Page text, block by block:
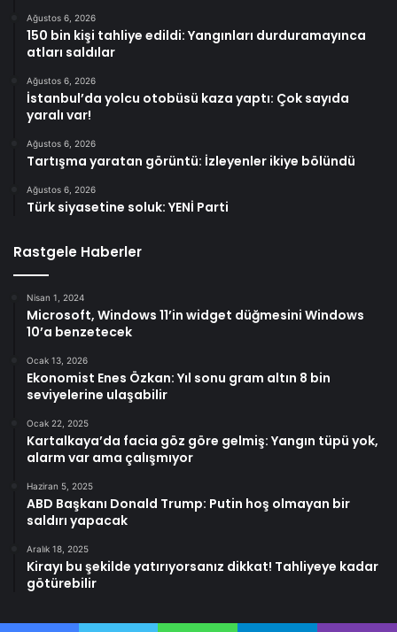
Ağustos 6, 2026
150 bin kişi tahliye edildi: Yangınları durduramayınca
atları saldılar
Ağustos 6, 2026
İstanbul’da yolcu otobüsü kaza yaptı: Çok sayıda
yaralı var!
Ağustos 6, 2026
Tartışma yaratan görüntü: İzleyenler ikiye bölündü
Ağustos 6, 2026
Türk siyasetine soluk: YENİ Parti
Rastgele Haberler
Nisan 1, 2024
Microsoft, Windows 11’in widget düğmesini Windows
10’a benzetecek
Ocak 13, 2026
Ekonomist Enes Özkan: Yıl sonu gram altın 8 bin
seviyelerine ulaşabilir
Ocak 22, 2025
Kartalkaya’da facia göz göre gelmiş: Yangın tüpü yok,
alarm var ama çalışmıyor
Haziran 5, 2025
ABD Başkanı Donald Trump: Putin hoş olmayan bir
saldırı yapacak
Aralık 18, 2025
Kirayı bu şekilde yatırıyorsanız dikkat! Tahliyeye kadar
götürebilir